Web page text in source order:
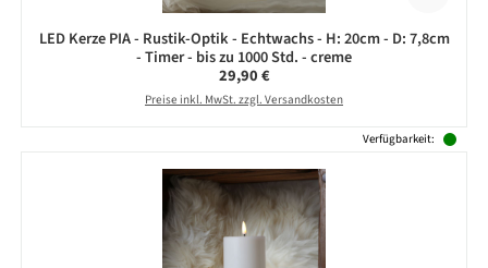
LED Kerze PIA - Rustik-Optik - Echtwachs - H: 20cm - D: 7,8cm
- Timer - bis zu 1000 Std. - creme
Regulärer Preis:
29,90 €
Preise inkl. MwSt. zzgl. Versandkosten
Verfügbarkeit: